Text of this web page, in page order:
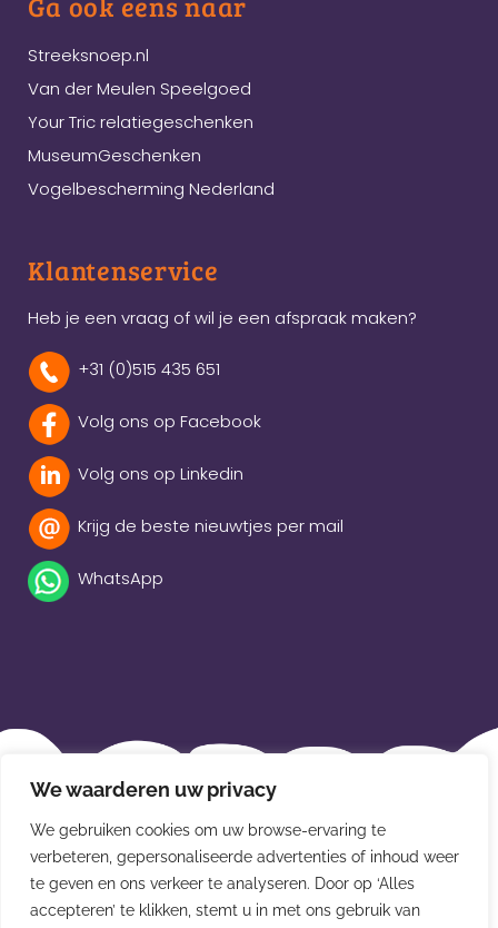
We waarderen uw privacy
We gebruiken cookies om uw browse-ervaring te
verbeteren, gepersonaliseerde advertenties of inhoud weer
te geven en ons verkeer te analyseren. Door op ‘Alles
accepteren’ te klikken, stemt u in met ons gebruik van
Streeksnoep.nl
Van der Meulen Speelgoed
Your Tric relatiegeschenken
MuseumGeschenken
Vogelbescherming Nederland
Klantenservice
Heb je een vraag of wil je een afspraak maken?
+31 (0)515 435 651
Volg ons op Facebook
Volg ons op Linkedin
Krijg de beste nieuwtjes per mail
WhatsApp
Beleidsverklaring
Privacybeleid
Disclaimer
Leveringsvoorwaarden